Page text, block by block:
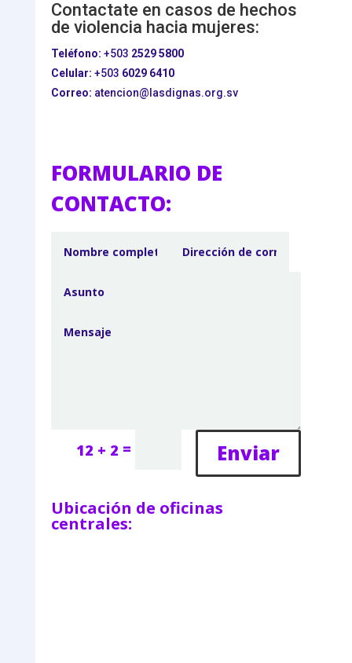
Contactate en casos de hechos
de violencia hacia mujeres:
Teléfono: +503 2529 5800
Celular: +503 6029 6410
Correo: atencion@lasdignas.org.sv
FORMULARIO DE
CONTACTO:
12 + 2 = Enviar
Ubicación de oficinas
centrales: